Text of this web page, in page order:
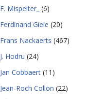
F. Mispelter_ (6)
Ferdinand Giele (20)
Frans Nackaerts (467)
J. Hodru (24)
Jan Cobbaert (11)
Jean-Roch Collon (22)